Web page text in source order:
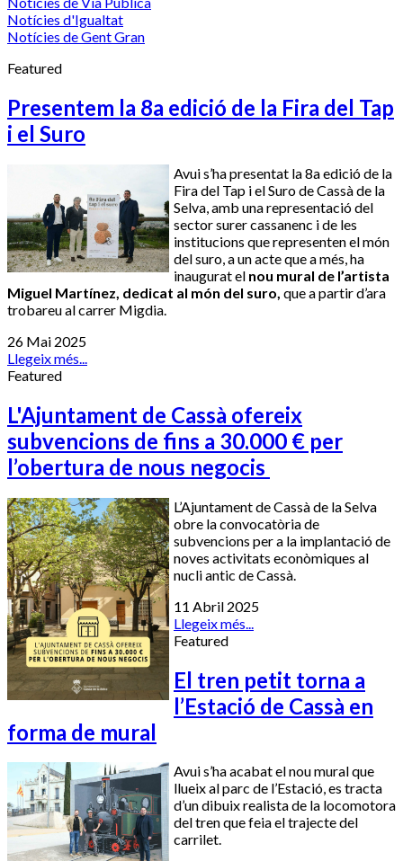
Notícies d'Igualtat
Notícies de Gent Gran
Featured
Presentem la 8a edició de la Fira del Tap
i el Suro
Avui s’ha presentat la 8a edició de la
Fira del Tap i el Suro de Cassà de la
Selva, amb una representació del
sector surer cassanenc i de les
institucions que representen el món
del suro, a un acte que a més, ha
inaugurat el nou mural de l’artista
Miguel Martínez, dedicat al món del suro, que a partir d’ara
trobareu al carrer Migdia.
26 Mai 2025
Llegeix més...
Featured
L'Ajuntament de Cassà ofereix
subvencions de fins a 30.000 € per
l’obertura de nous negocis
L’Ajuntament de Cassà de la Selva
obre la convocatòria de
subvencions per a la implantació de
noves activitats econòmiques al
nucli antic de Cassà.
11 Abril 2025
Llegeix més...
Featured
El tren petit torna a
l’Estació de Cassà en
forma de mural
Avui s’ha acabat el nou mural que
llueix al parc de l’Estació, es tracta
d’un dibuix realista de la locomotora
del tren que feia el trajecte del
carrilet.